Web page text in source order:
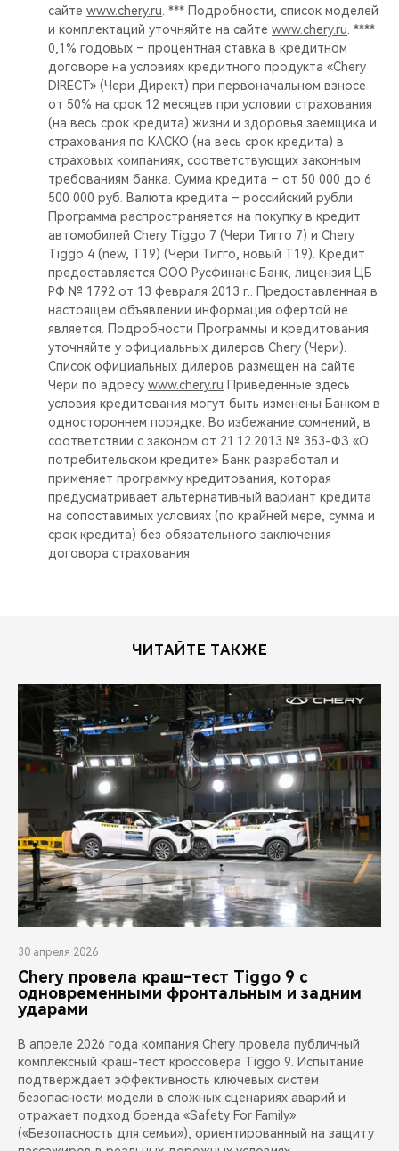
сайте www.chery.ru . *** Подробности, список моделей
и комплектаций уточняйте на сайте www.chery.ru . ****
0,1% годовых – процентная ставка в кредитном
договоре на условиях кредитного продукта «Chery
DIRECT» (Чери Директ) при первоначальном взносе
от 50% на срок 12 месяцев при условии страхования
(на весь срок кредита) жизни и здоровья заемщика и
страхования по КАСКО (на весь срок кредита) в
страховых компаниях, соответствующих законным
требованиям банка. Сумма кредита – от 50 000 до 6
500 000 руб. Валюта кредита – российский рубли.
Программа распространяется на покупку в кредит
автомобилей Chery Tiggo 7 (Чери Тигго 7) и Chery
Tiggo 4 (new, T19) (Чери Тигго, новый Т19). Кредит
предоставляется ООО Русфинанс Банк, лицензия ЦБ
РФ № 1792 от 13 февраля 2013 г.. Предоставленная в
настоящем объявлении информация офертой не
является. Подробности Программы и кредитования
уточняйте у официальных дилеров Chery (Чери).
Список официальных дилеров размещен на сайте
Чери по адресу www.chery.ru Приведенные здесь
условия кредитования могут быть изменены Банком в
одностороннем порядке. Во избежание сомнений, в
соответствии с законом от 21.12.2013 № 353-ФЗ «О
потребительском кредите» Банк разработал и
применяет программу кредитования, которая
предусматривает альтернативный вариант кредита
на сопоставимых условиях (по крайней мере, сумма и
срок кредита) без обязательного заключения
договора страхования.
ЧИТАЙТЕ ТАКЖЕ
30 апреля 2026
Chery провела краш-тест Tiggo 9 с
одновременными фронтальным и задним
ударами
В апреле 2026 года компания Chery провела публичный
комплексный краш-тест кроссовера Tiggo 9. Испытание
подтверждает эффективность ключевых систем
безопасности модели в сложных сценариях аварий и
отражает подход бренда «Safety For Family»
(«Безопасность для семьи»), ориентированный на защиту